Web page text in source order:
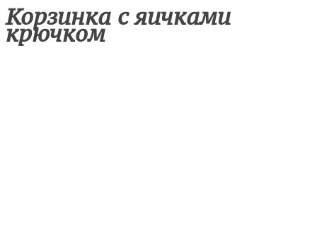
Корзинка с яичками
крючком